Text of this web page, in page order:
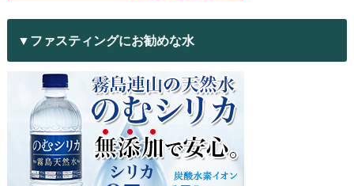
▼ファスティングにお勧めな水